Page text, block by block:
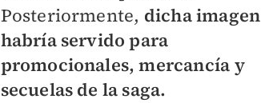
Posteriormente, dicha imagen
habría servido para
promocionales, mercancía y
secuelas de la saga.